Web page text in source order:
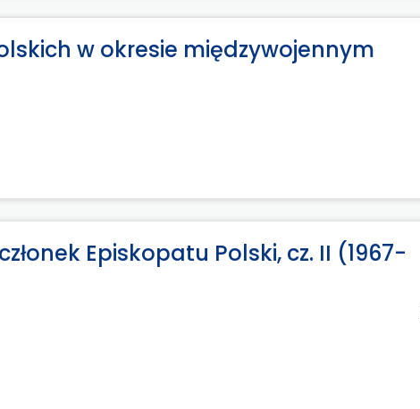
w okresie międzywojennym
Episkopatu Polski, cz. II (1967-